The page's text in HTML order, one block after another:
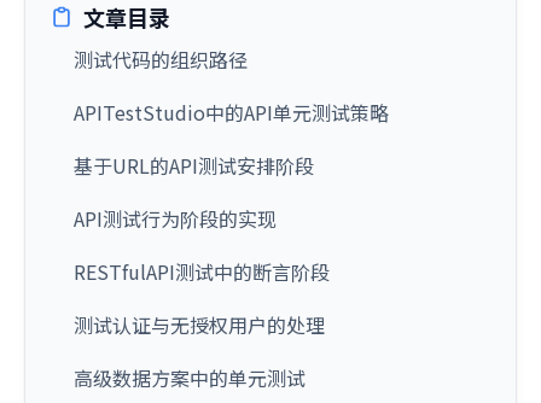
文章目录
测试代码的组织路径
APITestStudio中的API单元测试策略
基于URL的API测试安排阶段
API测试行为阶段的实现
RESTfulAPI测试中的断言阶段
测试认证与无授权用户的处理
高级数据方案中的单元测试